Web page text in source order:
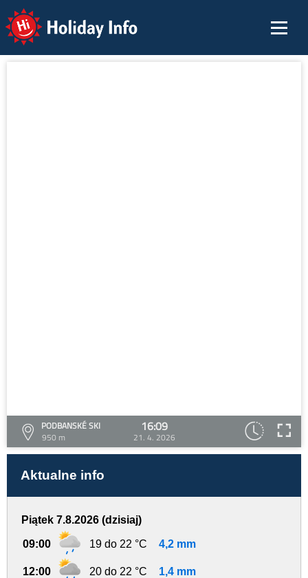
Holiday Info
PODBANSKÉ SKI
950 m
16:09
21. 4. 2026
Aktualne info
Piątek 7.8.2026 (dzisiaj)
09:00 19 do 22 °C 4,2 mm
12:00 20 do 22 °C 1,4 mm